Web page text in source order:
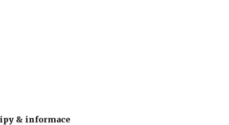
& informace